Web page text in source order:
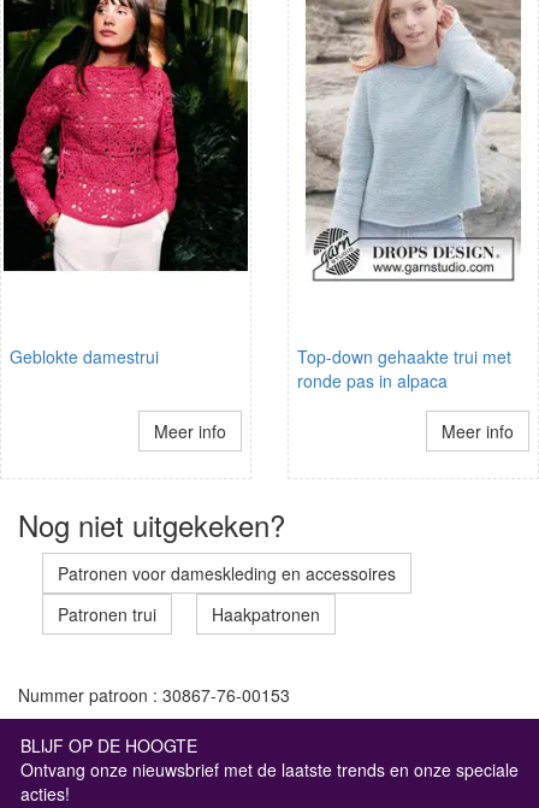
Geblokte damestrui
Meer info
Top-down gehaakte trui met
ronde pas in alpaca
Meer info
Nog niet uitgekeken?
Patronen voor dameskleding en accessoires
Patronen trui
Haakpatronen
Nummer patroon : 30867-76-00153
BLIJF OP DE HOOGTE
Ontvang onze nieuwsbrief met de laatste trends en onze speciale
acties!